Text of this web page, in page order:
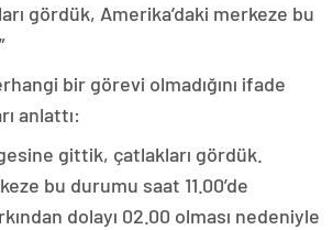
gördük, Amerika’daki merkeze bu
bir görevi olmadığını ifade
anlattı:
gittik, çatlakları gördük.
bu durumu saat 11.00’de
dolayı 02.00 olması nedeniyle